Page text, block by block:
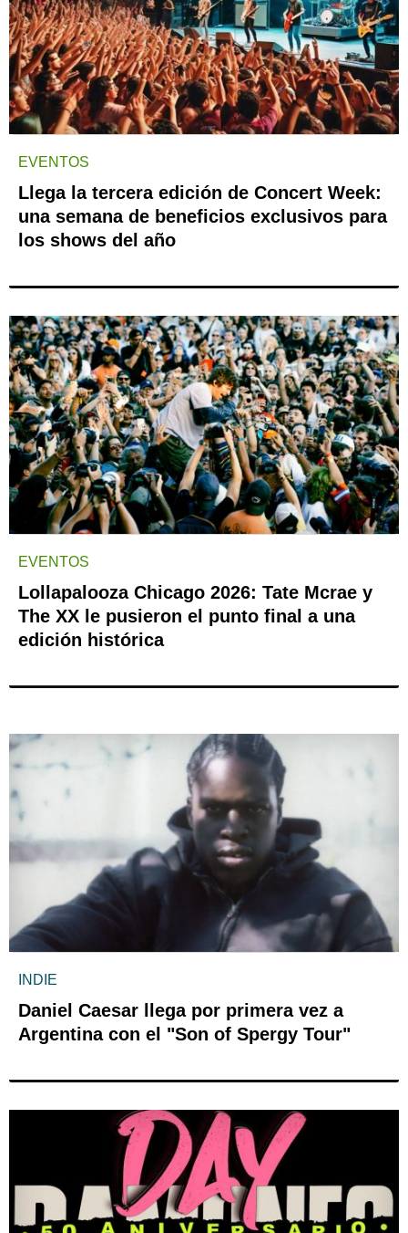
EVENTOS
Llega la tercera edición de Concert Week:
una semana de beneficios exclusivos para
los shows del año
EVENTOS
Lollapalooza Chicago 2026: Tate Mcrae y
The XX le pusieron el punto final a una
edición histórica
INDIE
Daniel Caesar llega por primera vez a
Argentina con el "Son of Spergy Tour"